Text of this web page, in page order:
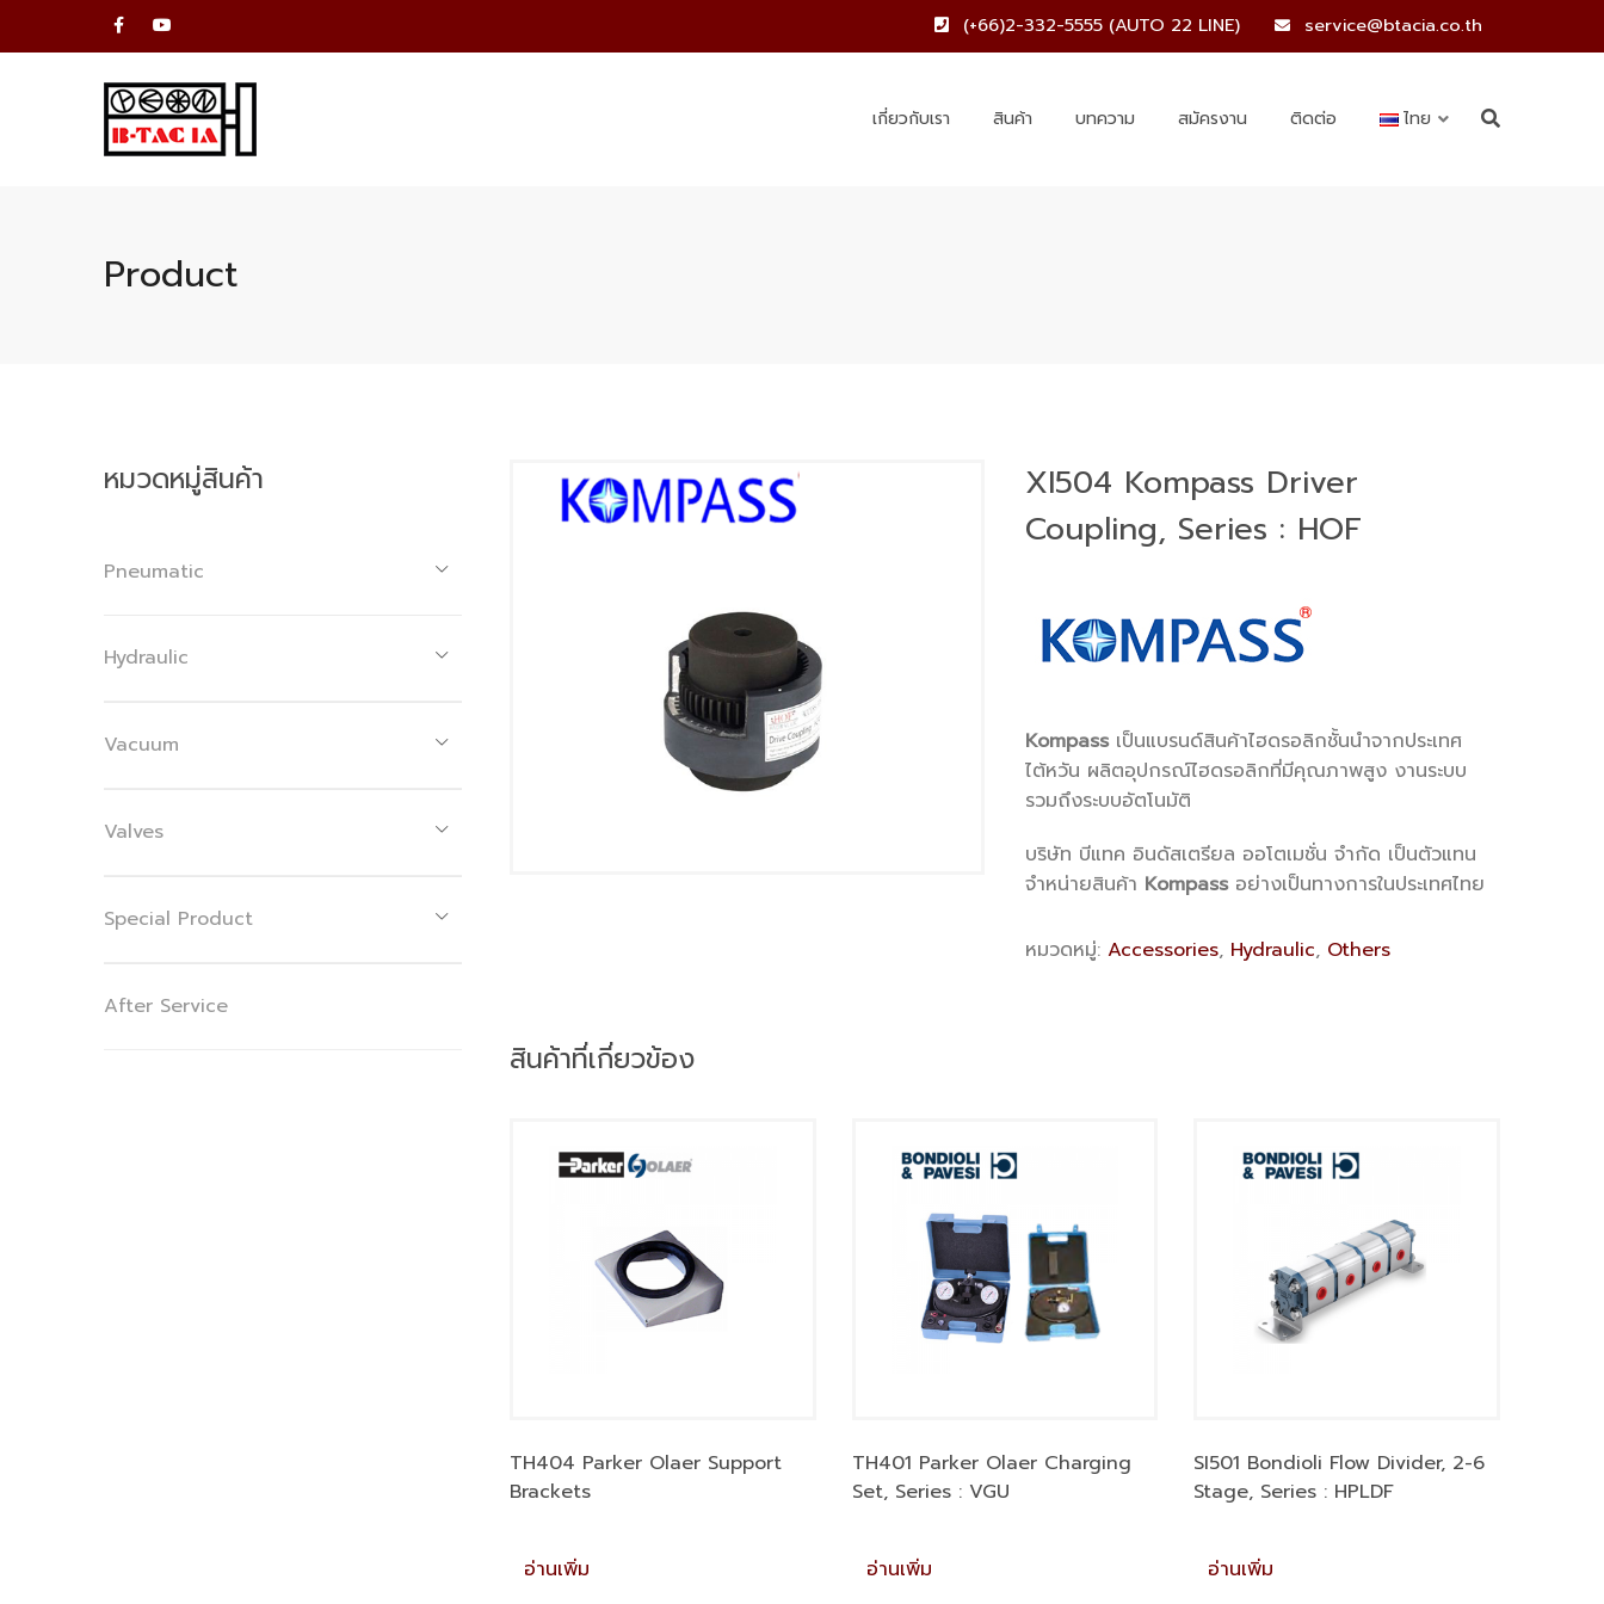
(+66)2-332-5555 (AUTO 22 LINE) service@btacia.co.th
เกี่ยวกับเรา สินค้า บทความ สมัครงาน ติดต่อ ไทย
Product
XI504 Kompass Driver
Coupling, Series : HOF
Kompassเป็นแบรนด์สินค้าไฮดรอลิกชั้นนำจากประเทศ
ไต้หวัน ผลิตอุปกรณ์ไฮดรอลิกที่มีคุณภาพสูง งานระบบ
รวมถึงระบบอัตโนมัติ
บริษัท บีแทค อินดัสเตรียล ออโตเมชั่น จำกัด เป็นตัวแทน
จำหน่ายสินค้า Kompassอย่างเป็นทางการในประเทศไทย
หมวดหมู่: Accessories, Hydraulic, Others
สินค้าที่เกี่ยวข้อง
TH404 Parker Olaer Support
Brackets
อ่านเพิ่ม
TH401 Parker Olaer Charging
Set, Series : VGU
อ่านเพิ่ม
SI501 Bondioli Flow Divider, 2-6
Stage, Series : HPLDF
อ่านเพิ่ม
หมวดหมู่สินค้า
Pneumatic
Hydraulic
Vacuum
Valves
Special Product
After Service